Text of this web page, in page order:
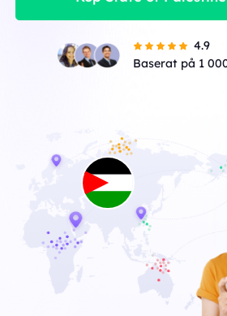
4.9
Baserat på 1